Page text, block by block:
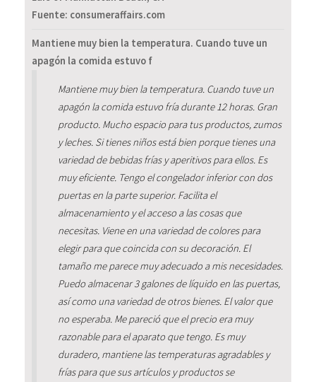
Fuente: consumeraffairs.com
Mantiene muy bien la temperatura. Cuando tuve un
apagón la comida estuvo f
Mantiene muy bien la temperatura. Cuando tuve un
apagón la comida estuvo fría durante 12 horas. Gran
producto. Mucho espacio para tus productos, zumos
y leches. Si tienes niños está bien porque tienes una
variedad de bebidas frías y aperitivos para ellos. Es
muy eficiente. Tengo el congelador inferior con dos
puertas en la parte superior. Facilita el
almacenamiento y el acceso a las cosas que
necesitas. Viene en una variedad de colores para
elegir para que coincida con su decoración. El
tamaño me parece muy adecuado a mis necesidades.
Puedo almacenar 3 galones de líquido en las puertas,
así como una variedad de otros bienes. El valor que
no esperaba. Me pareció que el precio era muy
razonable para el aparato que tengo. Es muy
duradero, mantiene las temperaturas agradables y
frías para que sus artículos y productos se